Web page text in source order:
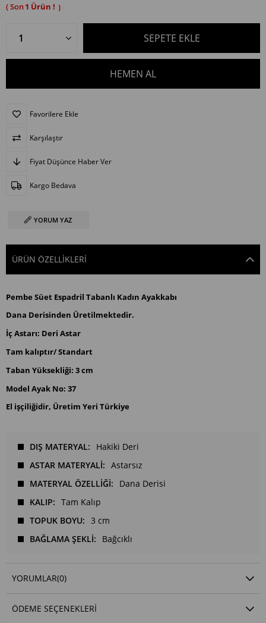
1
Favorilere Ekle
Karşılaştır
Fiyat Düşünce Haber Ver
Kargo Bedava
YORUM YAZ
ÜRÜN ÖZELLIKLERI
Pembe Süet Espadril Tabanlı Kadın Ayakkabı
Dana Derisinden Üretilmektedir.
İç Astarı: Deri Astar
Tam kalıptır/ Standart
Taban Yüksekliği: 3 cm
Model Ayak No: 37
El işçiliğidir, Üretim Yeri Türkiye
DIŞ MATERYAL
Hakiki Deri
ASTAR MATERYALİ
Astarsız
MATERYAL ÖZELLİĞİ
Dana Derisi
KALIP
Tam Kalıp
TOPUK BOYU
3 cm
BAĞLAMA ŞEKLİ
Bağcıklı
YORUMLAR(0)
ÖDEME SEÇENEKLERI